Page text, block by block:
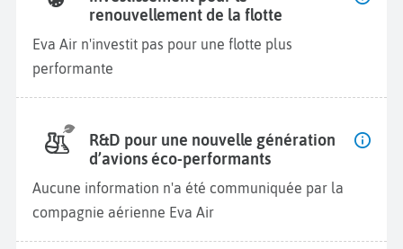
renouvellement de la flotte
Eva Air n'investit pas pour une flotte plus
performante
R&D pour une nouvelle génération
d’avions éco-performants
Aucune information n'a été communiquée par la
compagnie aérienne Eva Air